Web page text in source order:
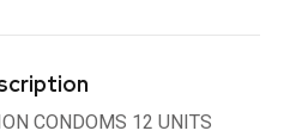
CONDOMS 12 UNITS